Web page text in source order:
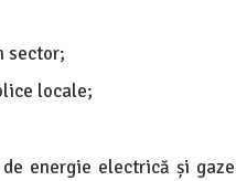
sector;
locale;
energie electrică și gaze